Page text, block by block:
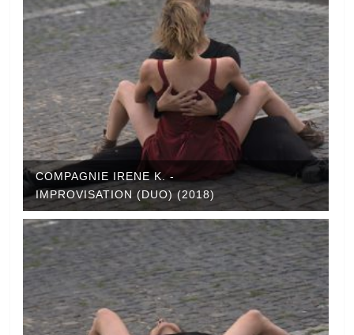
COMPAGNIE IRENE K. -
IMPROVISATION (DUO) (2018)